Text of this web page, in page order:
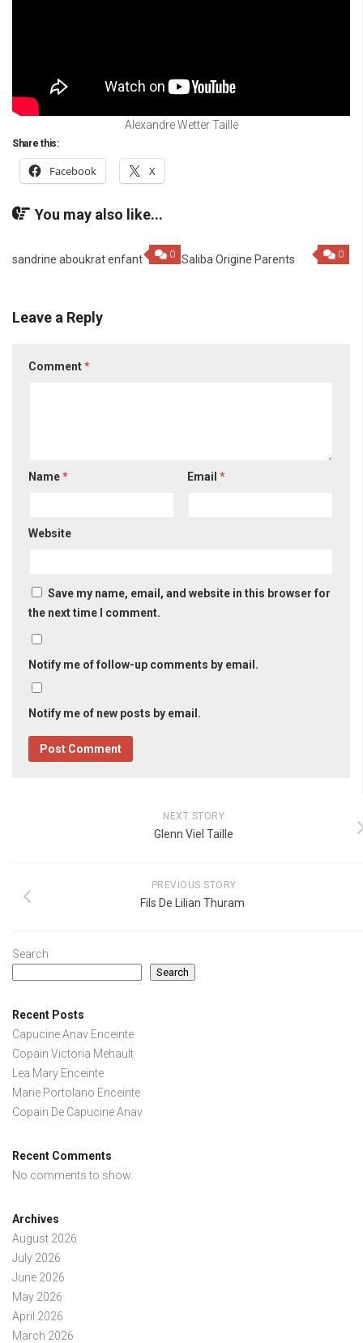
Alexandre Wetter Taille
Share this:
Facebook X
You may also like...
0
sandrine aboukrat enfant 0
Saliba Origine Parents
Leave a Reply
Comment*
Name* Email*
Website
Save my name, email, and website in this browser for
the next time I comment.
Notify me of follow-up comments by email.
Notify me of new posts by email.
NEXT STORY
Glenn Viel Taille
PREVIOUS STORY
Fils De Lilian Thuram
Search
Search
Recent Posts
Capucine Anav Enceinte
Copain Victoria Mehault
Lea Mary Enceinte
Marie Portolano Enceinte
Copain De Capucine Anav
Recent Comments
No comments to show.
Archives
August 2026
July 2026
June 2026
May 2026
April 2026
March 2026